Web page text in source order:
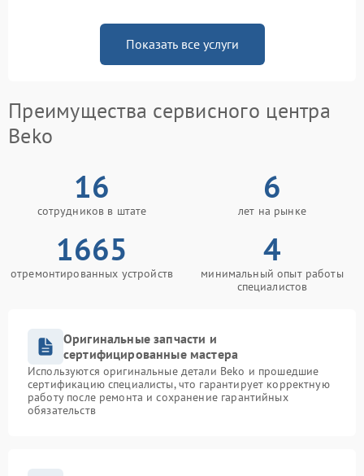
Показать все услуги
Преимущества сервисного центра
Beko
16
сотрудников в штате
6
лет на рынке
1665
отремонтированных устройств
4
минимальный опыт работы
специалистов
Оригинальные запчасти и
сертифицированные мастера
Используются оригинальные детали Beko и прошедшие
сертификацию специалисты, что гарантирует корректную
работу после ремонта и сохранение гарантийных
обязательств